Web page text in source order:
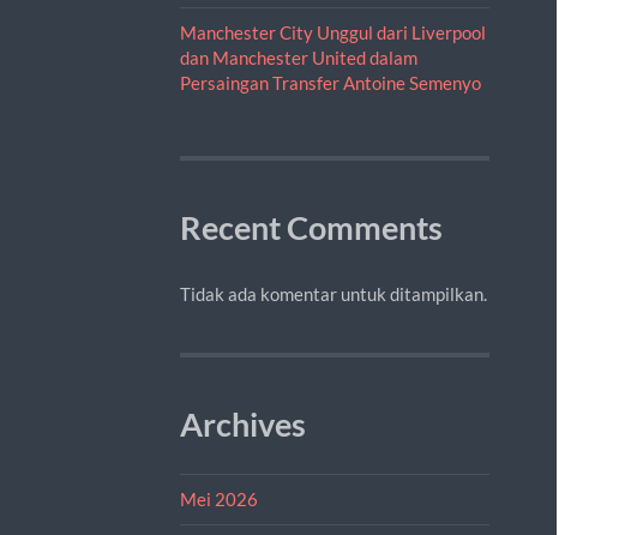
Manchester City Unggul dari Liverpool
dan Manchester United dalam
Persaingan Transfer Antoine Semenyo
Recent Comments
Tidak ada komentar untuk ditampilkan.
Archives
Mei 2026